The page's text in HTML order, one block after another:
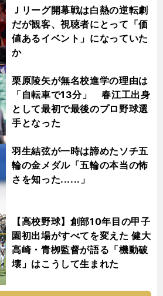
Ｊリーグ開幕戦は白熱の逆転劇
だが観客、視聴者にとって「価
値あるイベント」になっていた
か
栗原陵矢が無名校進学の理由は
「自転車で13分」 春江工出身
として最初で最後のプロ野球選
手となった
羽生結弦が一時は諦めたソチ五
輪の金メダル「五輪の本当の怖
さを知った......」
【高校野球】創部10年目の甲子
園初出場がすべてを変えた 健大
高崎・青栁監督が語る「機動破
壊」はこうして生まれた